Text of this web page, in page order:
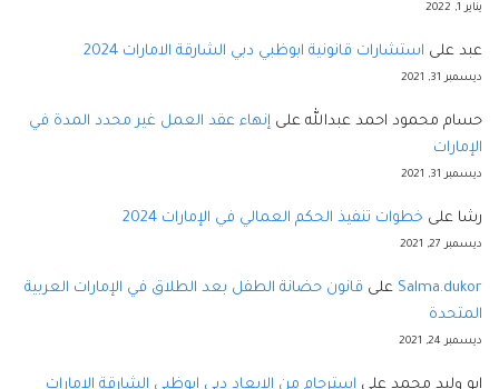
يناير 1, 2022
عبد على استشارات قانونية ابوظبي دبي الشارقة الامارات 2024
ديسمبر 31, 2021
حسام محمود احمد عبدالله على إنهاء عقد العمل غير محدد المدة في
الإمارات
ديسمبر 31, 2021
رشا على خطوات تنفيذ الحكم العمالي في الإمارات 2024
ديسمبر 27, 2021
Salma.dukor على قانون حضانة الطفل بعد الطلاق في الإمارات العربية
المتحدة
ديسمبر 24, 2021
ابو وليد محمد على استرحام من الابعاد دبي ابوظبي الشارقة الإمارات